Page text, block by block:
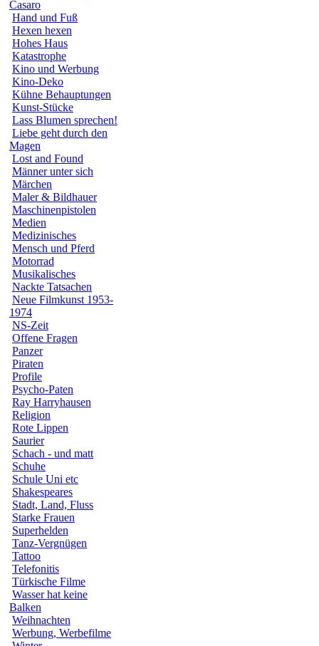
Casaro
Hand und Fuß
Hexen hexen
Hohes Haus
Katastrophe
Kino und Werbung
Kino-Deko
Kühne Behauptungen
Kunst-Stücke
Lass Blumen sprechen!
Liebe geht durch den
Magen
Lost and Found
Männer unter sich
Märchen
Maler & Bildhauer
Maschinenpistolen
Medien
Medizinisches
Mensch und Pferd
Motorrad
Musikalisches
Nackte Tatsachen
Neue Filmkunst 1953-
1974
NS-Zeit
Offene Fragen
Panzer
Piraten
Profile
Psycho-Paten
Ray Harryhausen
Religion
Rote Lippen
Saurier
Schach - und matt
Schuhe
Schule Uni etc
Shakespeares
Stadt, Land, Fluss
Starke Frauen
Superhelden
Tanz-Vergnügen
Tattoo
Telefonitis
Türkische Filme
Wasser hat keine
Balken
Weihnachten
Werbung, Werbefilme